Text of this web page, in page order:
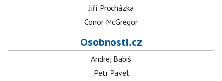
Jiří Procházka
Conor McGregor
Osobnosti.cz
Andrej Babiš
Petr Pavel